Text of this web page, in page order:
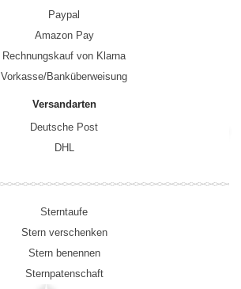
Paypal
Amazon Pay
Rechnungskauf von Klarna
Vorkasse/Banküberweisung
Versandarten
Deutsche Post
DHL
Sterntaufe
Stern verschenken
Stern benennen
Sternpatenschaft